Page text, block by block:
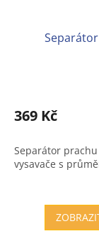
produktu
je
z
5
369 Kč
Separátor
vysavače s